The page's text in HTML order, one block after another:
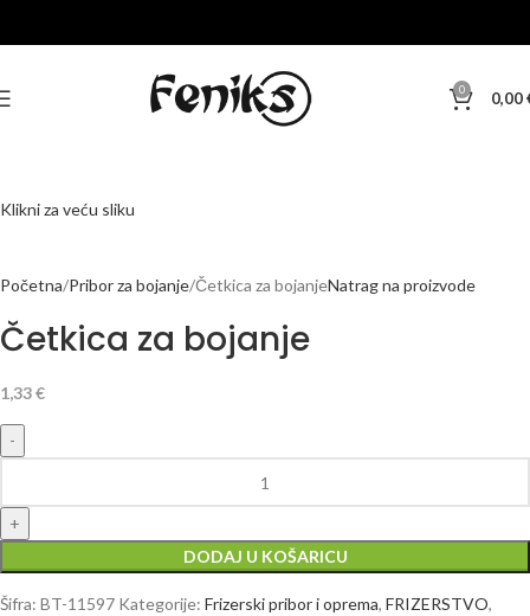
0 0,00
Klikni za veću sliku
Početna Pribor za bojanje Četkica za bojanjeNatrag na proizvode
Četkica za bojanje
1,33€
DODAJ U KOŠARICU
Šifra: BT-11597 Kategorije: Frizerski pribor i oprema, FRIZERSTVO,